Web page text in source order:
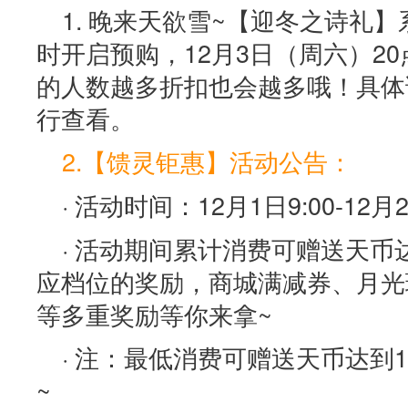
1. 晚来天欲雪~【迎冬之诗礼
时开启预购，12月3日（周六）
的人数越多折扣也会越多哦！具
行查看。
2.【馈灵钜惠】活动公告：
· 活动时间：12月1日9:00-12月
· 活动期间累计消费可赠送天
应档位的奖励，商城满减券、月
等多重奖励等你来拿~
· 注：最低消费可赠送天币达
~